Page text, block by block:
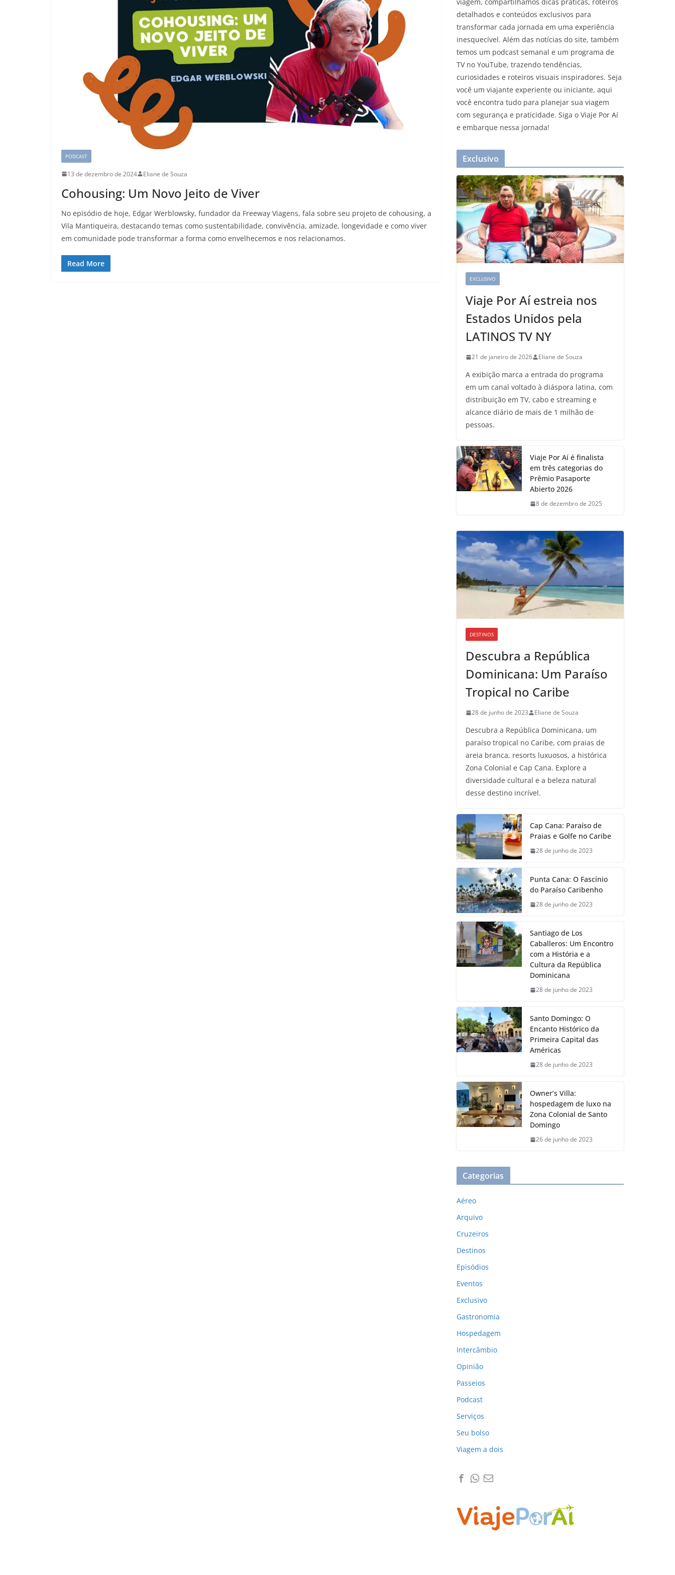
PODCAST
13 de dezembro de 2024 Eliane de Souza
Cohousing: Um Novo Jeito de Viver
No episódio de hoje, Edgar Werblowsky, fundador da Freeway Viagens, fala sobre seu projeto de cohousing, a
Vila Mantiqueira, destacando temas como sustentabilidade, convivência, amizade, longevidade e como viver
em comunidade pode transformar a forma como envelhecemos e nos relacionamos.
Read More
detalhados e conteúdos exclusivos para
transformar cada jornada em uma experiência
inesquecível. Além das notícias do site, também
temos um podcast semanal e um programa de
TV no YouTube, trazendo tendências,
curiosidades e roteiros visuais inspiradores. Seja
você um viajante experiente ou iniciante, aqui
você encontra tudo para planejar sua viagem
com segurança e praticidade. Siga o Viaje Por Aí
e embarque nessa jornada!
Exclusivo
EXCLUSIVO
Viaje Por Aí estreia nos
Estados Unidos pela
LATINOS TV NY
21 de janeiro de 2026 Eliane de Souza
A exibição marca a entrada do programa
em um canal voltado à diáspora latina, com
distribuição em TV, cabo e streaming e
alcance diário de mais de 1 milhão de
pessoas.
Viaje Por Aí é finalista
em três categorias do
Prêmio Pasaporte
Abierto 2026
8 de dezembro de 2025
DESTINOS
Descubra a República
Dominicana: Um Paraíso
Tropical no Caribe
28 de junho de 2023 Eliane de Souza
Descubra a República Dominicana, um
paraíso tropical no Caribe, com praias de
areia branca, resorts luxuosos, a histórica
Zona Colonial e Cap Cana. Explore a
diversidade cultural e a beleza natural
desse destino incrível.
Cap Cana: Paraíso de
Praias e Golfe no Caribe
28 de junho de 2023
Punta Cana: O Fascínio
do Paraíso Caribenho
28 de junho de 2023
Santiago de Los
Caballeros: Um Encontro
com a História e a
Cultura da República
Dominicana
28 de junho de 2023
Santo Domingo: O
Encanto Histórico da
Primeira Capital das
Américas
28 de junho de 2023
Owner’s Villa:
hospedagem de luxo na
Zona Colonial de Santo
Domingo
26 de junho de 2023
Categorias
Aéreo
Arquivo
Cruzeiros
Destinos
Episódios
Eventos
Exclusivo
Gastronomia
Hospedagem
Intercâmbio
Opinião
Passeios
Podcast
Serviços
Seu bolso
Viagem a dois